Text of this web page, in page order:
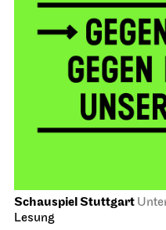
Schauspiel Stuttgart
Lesung